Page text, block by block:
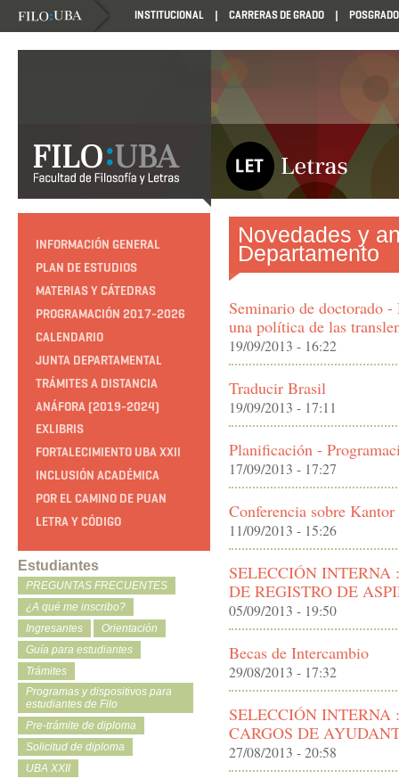
INSTITUCIONAL CARRERAS DE GRADO POSGRADO
INFORMACIÓN GENERAL
PLAN DE ESTUDIOS
MATERIAS Y CÁTEDRAS
PROGRAMACIÓN 2017-2026
CALENDARIO
JUNTA DEPARTAMENTAL
TRÁMITES A DISTANCIA
ANÁFORA (2019-2024)
EXLIBRIS
FORTALECIMIENTO UBA XXII
INCLUSIÓN ACADÉMICA
POR EL CAMINO DE PUAN
LETRA Y CÓDIGO
Estudiantes
PREGUNTAS FRECUENTES
¿A qué me inscribo?
Ingresantes
Orientación
Guía para estudiantes
Trámites
Programas y dispositivos para
estudiantes de Filo
Pre-trámite de diploma
Solicitud de diploma
UBA XXII
Novedades y
Departamento
Seminario de doctorado
una política de las
19/09/2013 - 16:22
Traducir Brasil
19/09/2013 - 17:11
Planificación -
17/09/2013 - 17:27
Conferencia sobre Kantor
11/09/2013 - 15:26
SELECCIÓN
DE REGISTRO DE
05/09/2013 - 19:50
Becas de Intercambio
29/08/2013 - 17:32
SELECCIÓN
CARGOS DE
27/08/2013 - 20:58